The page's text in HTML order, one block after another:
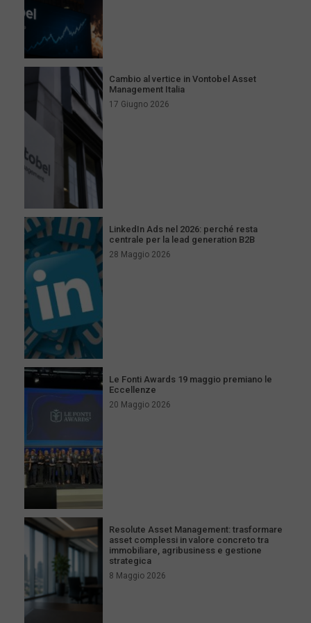
Cambio al vertice in Vontobel Asset
Management Italia
17 Giugno 2026
LinkedIn Ads nel 2026: perché resta
centrale per la lead generation B2B
28 Maggio 2026
Le Fonti Awards 19 maggio premiano le
Eccellenze
20 Maggio 2026
Resolute Asset Management: trasformare
asset complessi in valore concreto tra
immobiliare, agribusiness e gestione
strategica
8 Maggio 2026